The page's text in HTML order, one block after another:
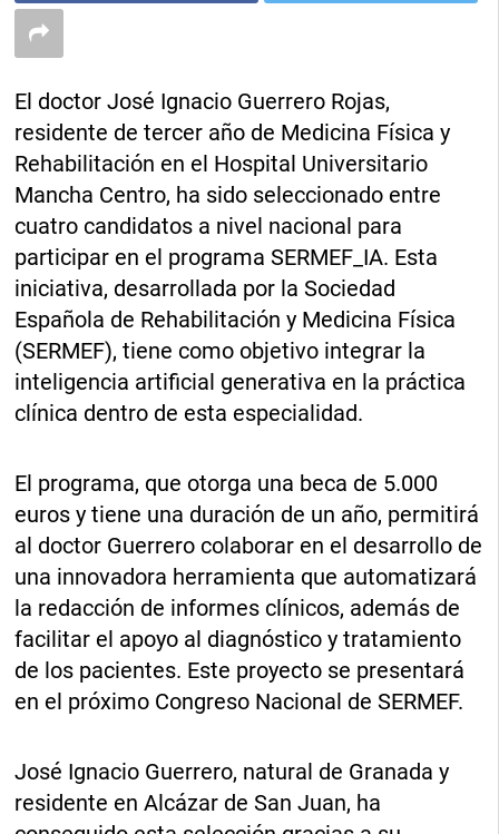
El doctor José Ignacio Guerrero Rojas,
residente de tercer año de Medicina Física y
Rehabilitación en el Hospital Universitario
Mancha Centro, ha sido seleccionado entre
cuatro candidatos a nivel nacional para
participar en el programa SERMEF_IA. Esta
iniciativa, desarrollada por la Sociedad
Española de Rehabilitación y Medicina Física
(SERMEF), tiene como objetivo integrar la
inteligencia artificial generativa en la práctica
clínica dentro de esta especialidad.
El programa, que otorga una beca de 5.000
euros y tiene una duración de un año, permitirá
al doctor Guerrero colaborar en el desarrollo de
una innovadora herramienta que automatizará
la redacción de informes clínicos, además de
facilitar el apoyo al diagnóstico y tratamiento
de los pacientes. Este proyecto se presentará
en el próximo Congreso Nacional de SERMEF.
José Ignacio Guerrero, natural de Granada y
residente en Alcázar de San Juan, ha